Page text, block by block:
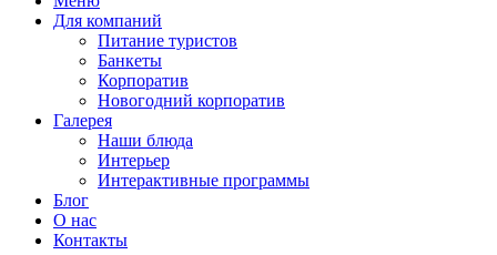
Для компаний
Питание туристов
Банкеты
Корпоратив
Новогодний корпоратив
Галерея
Наши блюда
Интерьер
Интерактивные программы
Блог
О нас
Контакты